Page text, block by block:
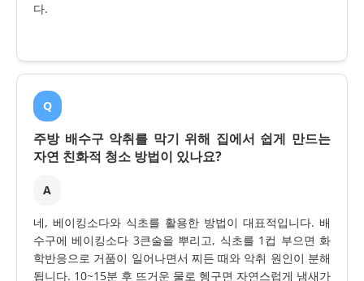
다.
Q
주방 배수구 악취를 막기 위해 집에서 쉽게 만드는
자연 친화적 청소 방법이 있나요?
A
네, 베이킹소다와 식초를 활용한 방법이 대표적입니다. 배
수구에 베이킹소다 3큰술을 뿌리고, 식초를 1컵 부으면 화
학반응으로 거품이 일어나면서 찌든 때와 악취 원인이 분해
됩니다. 10~15분 후 뜨거운 물로 헹구면 자연스럽게 냄새가